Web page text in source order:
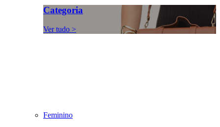
Categoria
Ver tudo >
Feminino